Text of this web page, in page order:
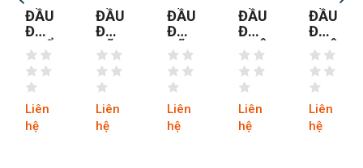
ĐẦU
ĐỔI
KHẨU
VẶN
HỆ
INCH
TỪ
1/4”
Liên
hệ
ĐẦU
ĐỔI
CỠ
KHẨU
TỪ
1/2”
RA
3/8”
Liên
hệ
ĐẦU
ĐỔI
CỠ
KHẨU
HỆ
INCH
TỪ
3/8”
Liên
hệ
ĐẦU
ĐỔI
CHÂN
KHẨU
VẶN
HỆ
INCH
TỪ
Liên
hệ
ĐẦU
ĐỔI
CHÂN
KHẨU
VẶN
HỆ
INCH
TỪ
Liên
hệ